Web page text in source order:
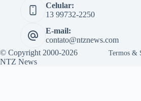
Celular:
13 99732-2250
E-mail:
contato@ntznews.com
© Copyright 2000-2026
NTZ News
Termos &